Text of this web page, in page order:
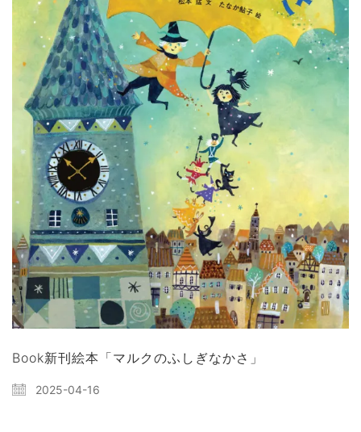
Book新刊絵本「マルクのふしぎなかさ」
2025-04-16